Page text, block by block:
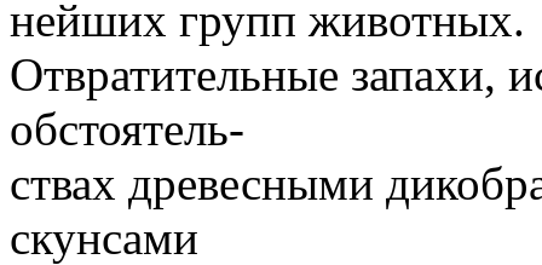
нейших групп животных.
Отвратительные запахи,
обстоятель-
ствах древесными
скунсами